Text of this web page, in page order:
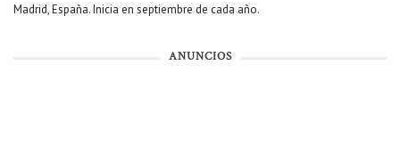
Madrid, España. Inicia en septiembre de cada año.
ANUNCIOS